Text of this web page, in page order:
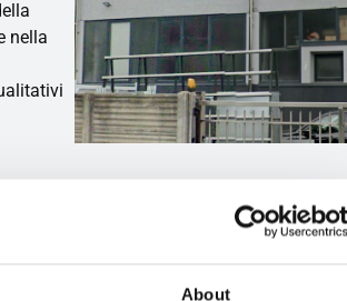
About
nella